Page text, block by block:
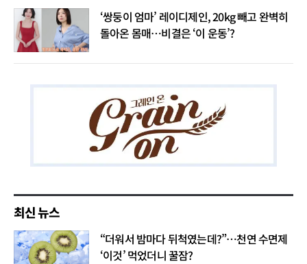
‘쌍둥이 엄마’ 레이디제인, 20kg 빼고 완벽히
돌아온 몸매…비결은 ‘이 운동’?
최신 뉴스
“더워서 밤마다 뒤척였는데?”…천연 수면제
‘이것’ 먹었더니 꿀잠?